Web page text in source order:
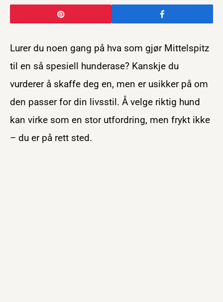
Lurer du noen gang på hva som gjør Mittelspitz
til en så spesiell hunderase? Kanskje du
vurderer å skaffe deg en, men er usikker på om
den passer for din livsstil. Å velge riktig hund
kan virke som en stor utfordring, men frykt ikke
– du er på rett sted.